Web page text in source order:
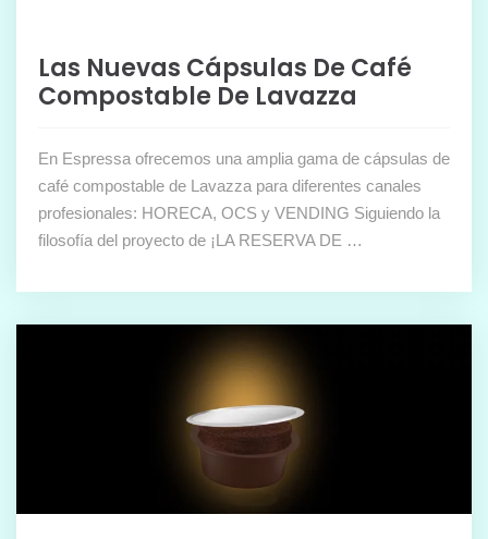
Las Nuevas Cápsulas De Café
Compostable De Lavazza
En Espressa ofrecemos una amplia gama de cápsulas de
café compostable de Lavazza para diferentes canales
profesionales: HORECA, OCS y VENDING Siguiendo la
filosofía del proyecto de ¡LA RESERVA DE …